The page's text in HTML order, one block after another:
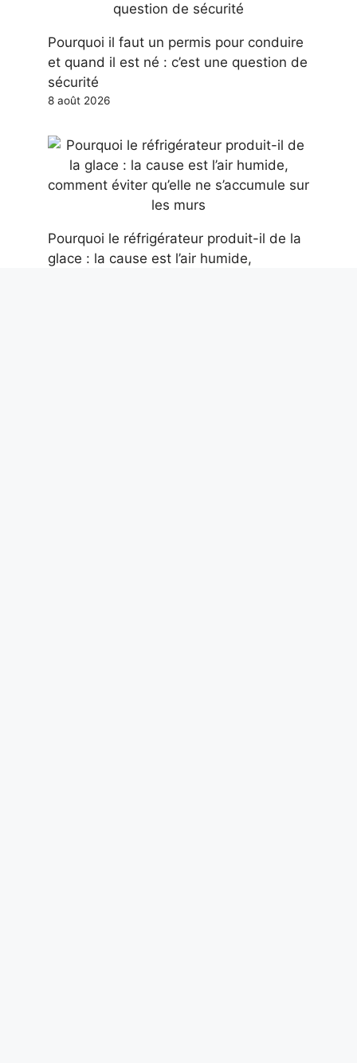
Pourquoi il faut un permis pour conduire
et quand il est né : c’est une question de
sécurité
8 août 2026
Pourquoi le réfrigérateur produit-il de la
glace : la cause est l’air humide,